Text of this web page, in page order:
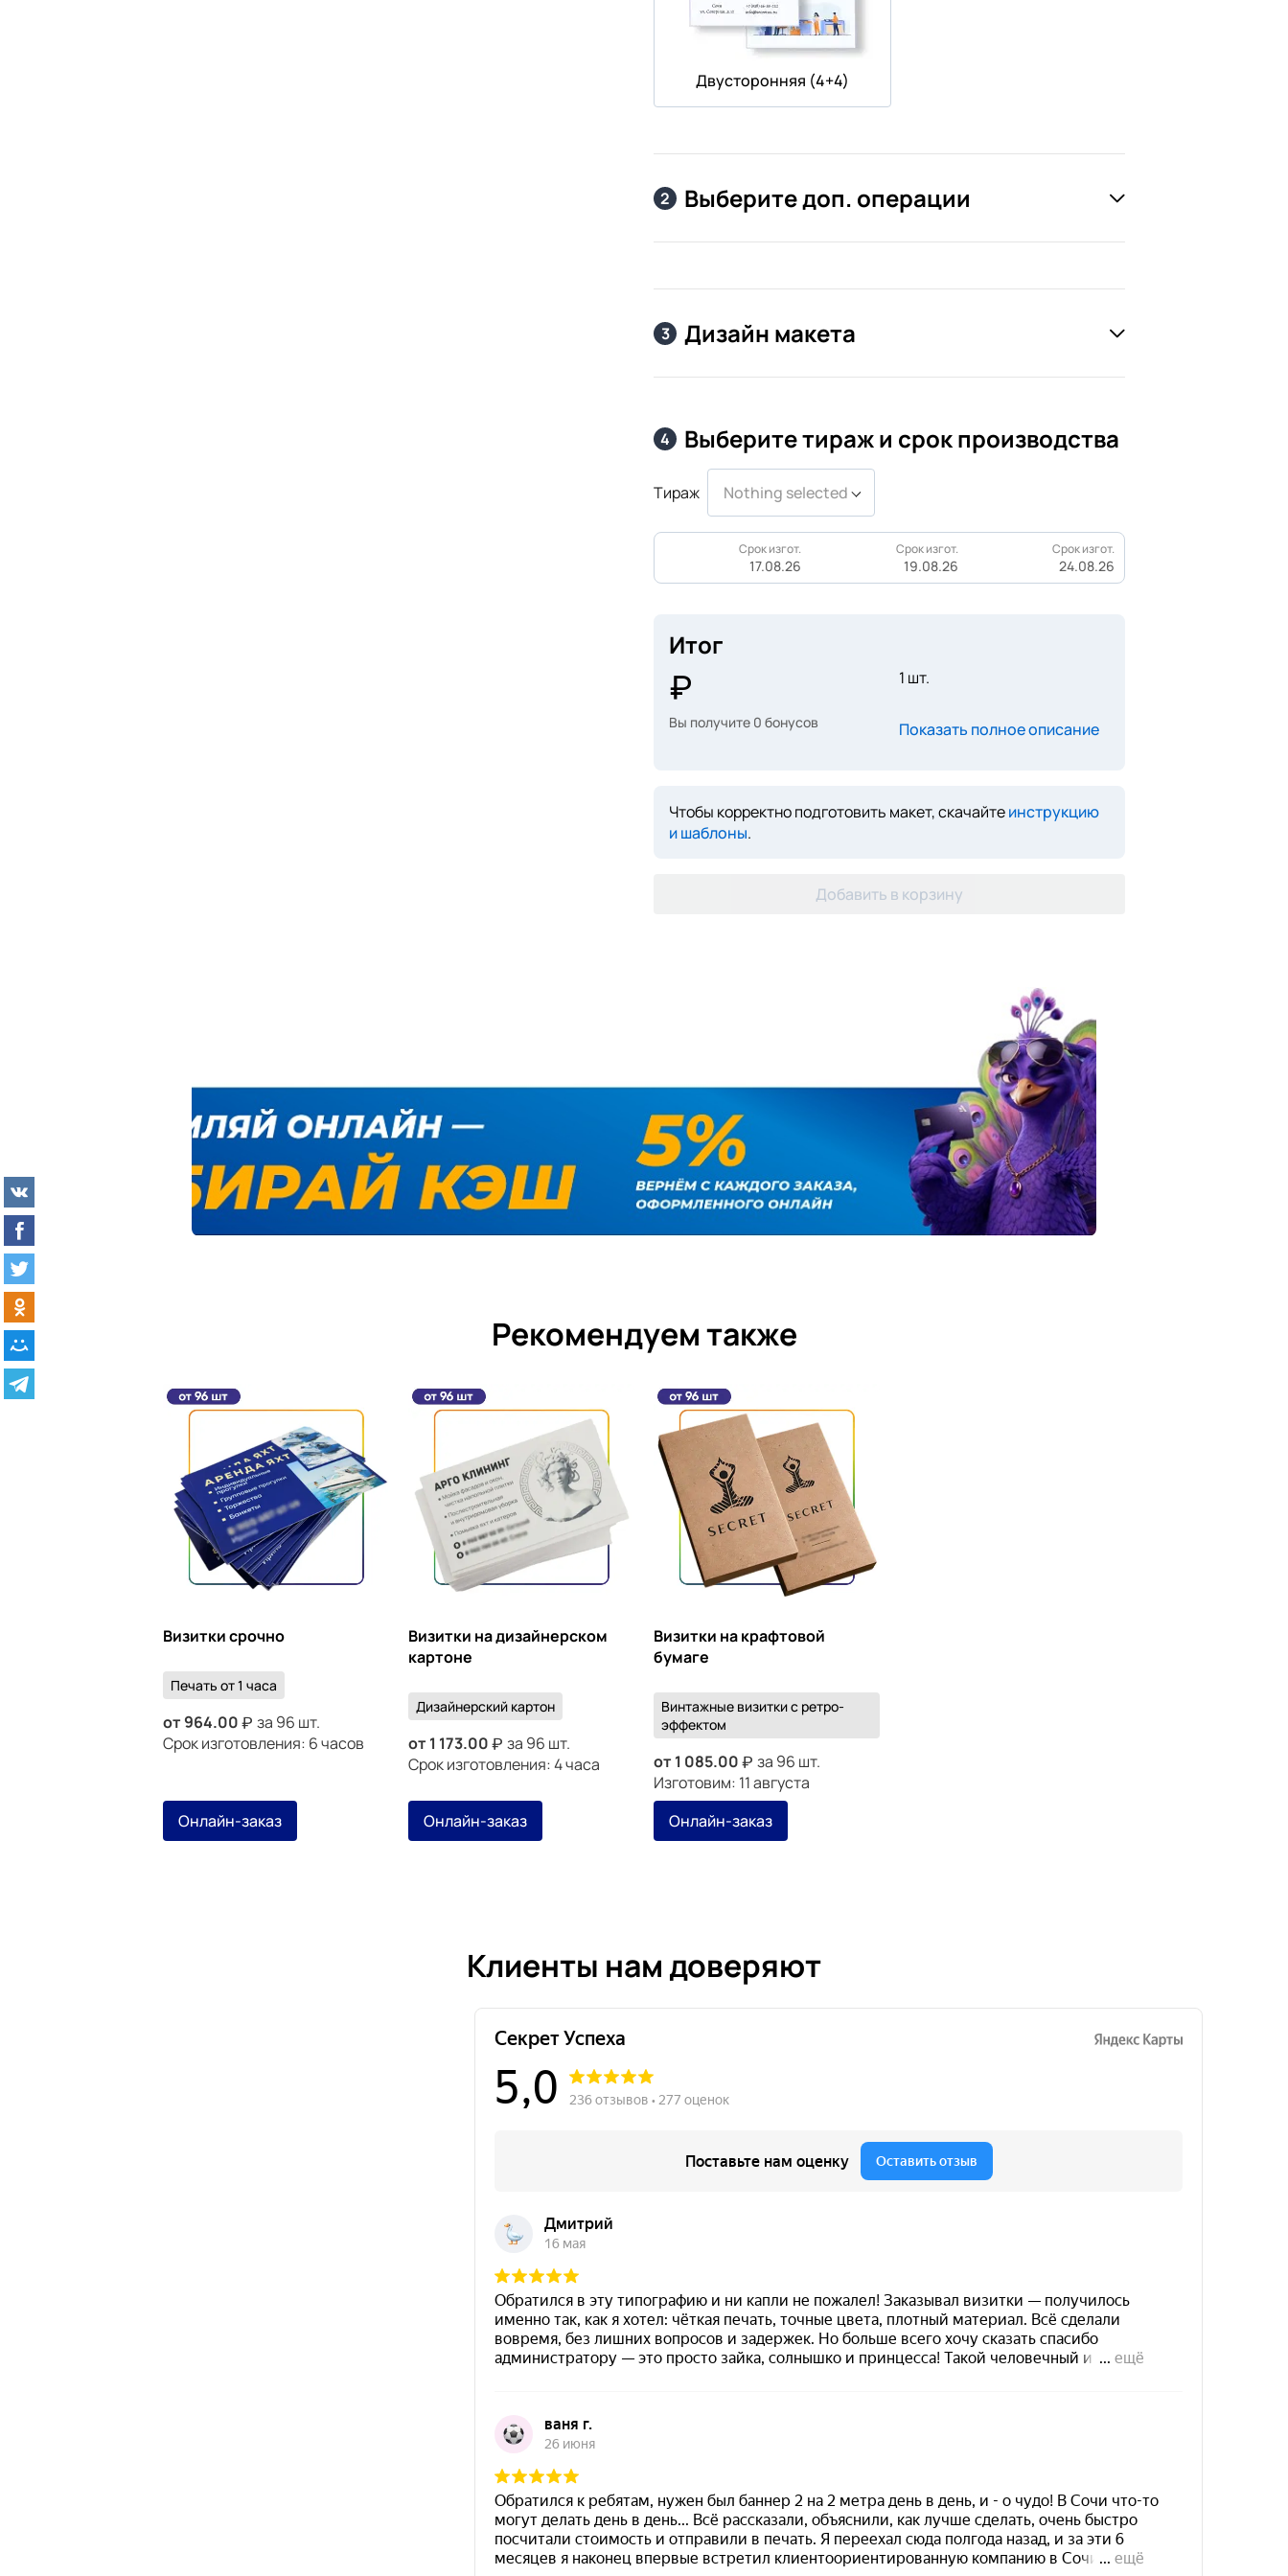
Двусторонняя (4+4)
2 Выберите доп. операции
3 Дизайн макета
4 Выберите тираж и срок производства
Тираж Nothing selected
Срок изгот.
17.08.26
Срок изгот.
19.08.26
Срок изгот.
24.08.26
Итог
Вы получите 0 бонусов
1 шт.
Показать полное описание
Чтобы корректно подготовить макет, скачайтеинструкцию
и шаблоны.
Добавить в корзину
Рекомендуем также
Визитки срочно
Печать от 1 часа
от964.00
за 96 шт.
Срок изготовления: 6 часов
Онлайн-заказ
Визитки на дизайнерском
картоне
Дизайнерский картон
от 1 173.00
за 96 шт.
Срок изготовления: 4 часа
Онлайн-заказ
Визитки на крафтовой
бумаге
Винтажные визитки с ретро-
эффектом
от 1 085.00
за 96 шт.
Изготовим: 11 августа
Онлайн-заказ
Клиенты нам доверяют